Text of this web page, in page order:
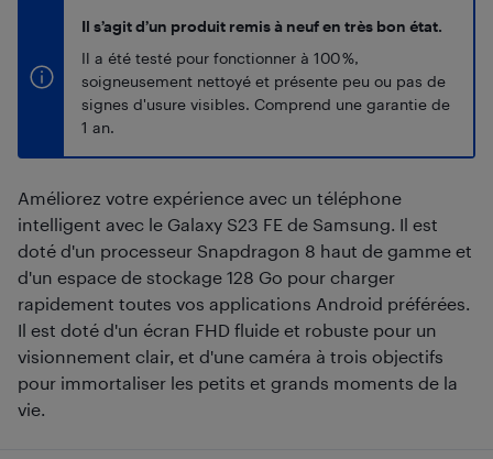
Il s’agit d’un produit remis à neuf en très bon état.
Il a été testé pour fonctionner à 100 %,
soigneusement nettoyé et présente peu ou pas de
signes d'usure visibles. Comprend une garantie de
1 an.
Améliorez votre expérience avec un téléphone
intelligent avec le Galaxy S23 FE de Samsung. Il est
doté d'un processeur Snapdragon 8 haut de gamme et
d'un espace de stockage 128 Go pour charger
rapidement toutes vos applications Android préférées.
Il est doté d'un écran FHD fluide et robuste pour un
visionnement clair, et d'une caméra à trois objectifs
pour immortaliser les petits et grands moments de la
vie.